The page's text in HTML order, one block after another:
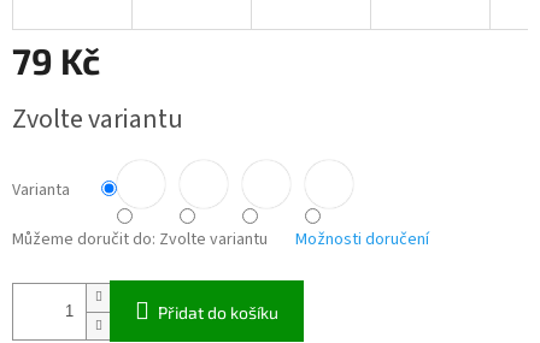
79 Kč
cena:
Zvolte variantu
Varianta
Můžeme doručit do: Zvolte variantu Možnosti doručení
Přidat do košíku